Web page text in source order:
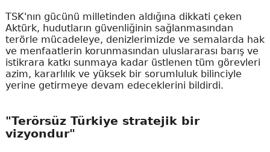
TSK'nın gücünü milletinden aldığına dikkati çeken
Aktürk, hudutların güvenliğinin sağlanmasından
terörle mücadeleye, denizlerimizde ve semalarda hak
ve menfaatlerin korunmasından uluslararası barış ve
istikrara katkı sunmaya kadar üstlenen tüm görevleri
azim, kararlılık ve yüksek bir sorumluluk bilinciyle
yerine getirmeye devam edeceklerini bildirdi.
"Terörsüz Türkiye stratejik bir
vizyondur"